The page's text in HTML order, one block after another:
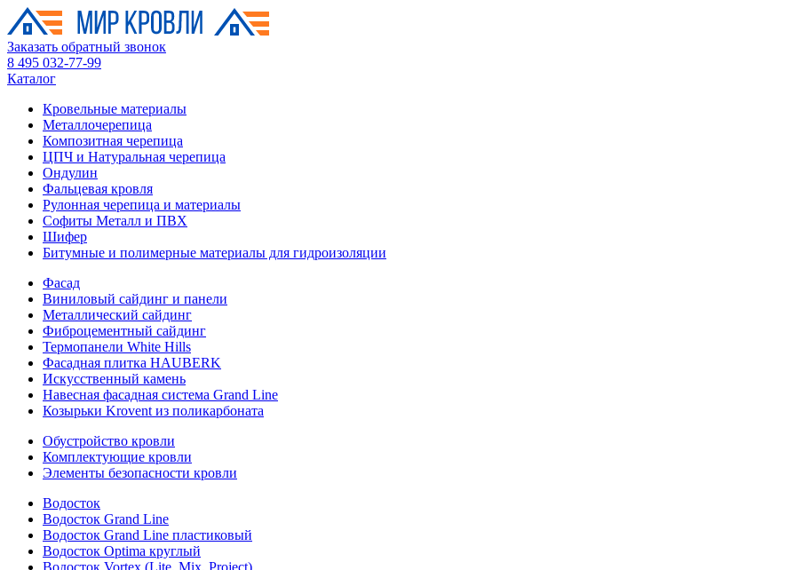
Заказать обратный звонок
8 495 032-77-99
Каталог
Кровельные материалы
Металлочерепица
Композитная черепица
ЦПЧ и Натуральная черепица
Ондулин
Фальцевая кровля
Рулонная черепица и материалы
Софиты Металл и ПВХ
Шифер
Битумные и полимерные материалы для гидроизоляции
Фасад
Виниловый сайдинг и панели
Металлический сайдинг
Фиброцементный сайдинг
Термопанели White Hills
Фасадная плитка HAUBERK
Искусственный камень
Навесная фасадная система Grand Line
Козырьки Krovent из поликарбоната
Обустройство кровли
Комплектующие кровли
Элементы безопасности кровли
Водосток
Водосток Grand Line
Водосток Grand Line пластиковый
Водосток Optima круглый
Водосток Vortex (Lite, Mix, Project)